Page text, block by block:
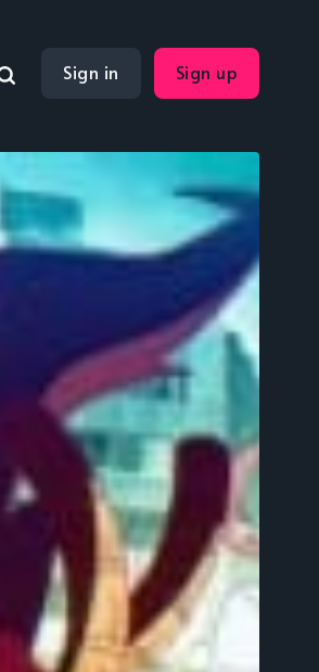
Sign in Sign up